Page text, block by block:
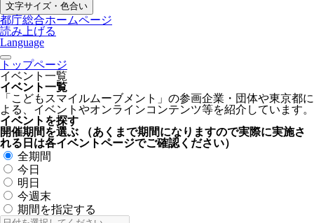
文字サイズ・色合い
都庁総合ホームページ
読み上げる
Language
トップページ
イベント一覧
イベント一覧
「こどもスマイルムーブメント」の参画企業・団体や東京都に
よる、イベントやオンラインコンテンツ等を紹介しています。
イベントを探す
開催期間を選ぶ
（あくまで期間になりますので実際に実施さ
れる日は各イベントページでご確認ください）
全期間
今日
明日
今週末
期間を指定する